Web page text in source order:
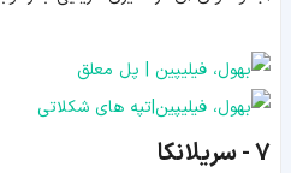
7 - سریلانکا